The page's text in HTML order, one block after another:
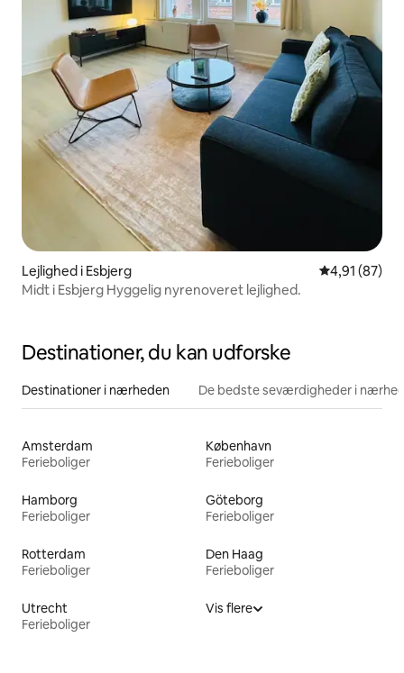
Lejlighed i Esbjerg 4,91 ud af 5
4,91 (87)
Midt i Esbjerg Hyggelig nyrenoveret lejlighed.
Destinationer, du kan udforske
Destinationer i nærheden De bedste seværdigheder i
Amsterdam
Ferieboliger
København
Ferieboliger
Hamborg
Ferieboliger
Göteborg
Ferieboliger
Rotterdam
Ferieboliger
Den Haag
Ferieboliger
Utrecht
Ferieboliger
Vis flere